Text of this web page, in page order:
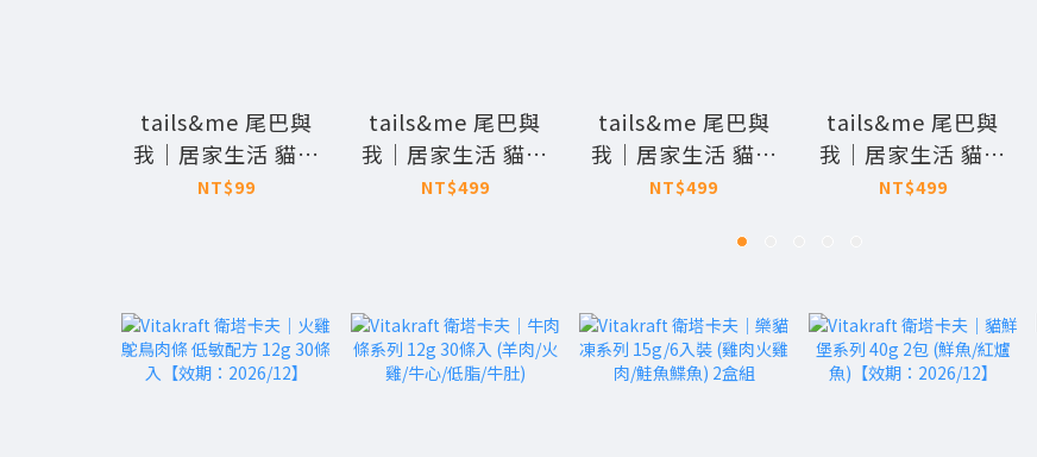
tails&me 尾巴與
我｜居家生活 貓咪
雙面貓抓板
NT$99
tails&me 尾巴與
我｜居家生活 貓咪
盒型貓抓板｜鱷魚
NT$499
tails&me 尾巴與
我｜居家生活 貓咪
盒型貓抓板｜灰狼
NT$499
tails&me 尾巴與
我｜居家生活 貓咪
盒型貓抓板｜黑熊
NT$499